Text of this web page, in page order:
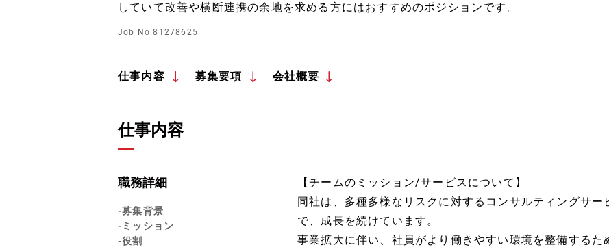
していて改善や横断連携の余地を求める方にはおすすめのポジションです。
Job No.81278625
仕事内容 募集要項 会社概要
仕事内容
職務詳細
-募集背景
-ミッション
-役割
【チームのミッション/サービスについて】
同社は、多種多様なリスクに対するコンサルティングサー
で、成長を続けています。
事業拡大に伴い、社員がより働きやすい環境を整備するた